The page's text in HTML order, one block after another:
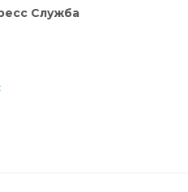
Служба